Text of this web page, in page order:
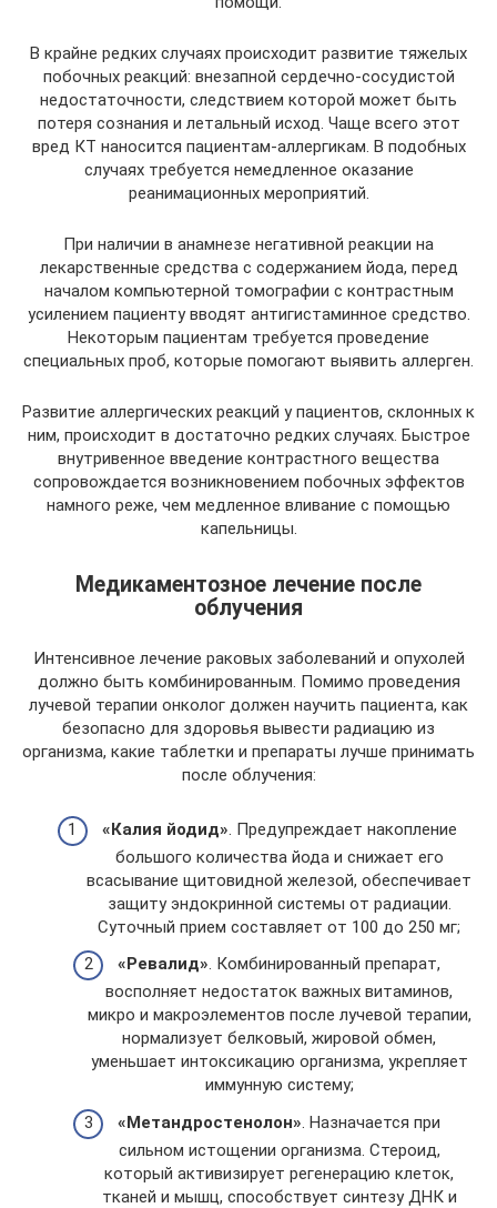
В крайне редких случаях происходит развитие тяжелых
побочных реакций: внезапной сердечно-сосудистой
недостаточности, следствием которой может быть
потеря сознания и летальный исход. Чаще всего этот
вред КТ наносится пациентам-аллергикам. В подобных
случаях требуется немедленное оказание
реанимационных мероприятий.
При наличии в анамнезе негативной реакции на
лекарственные средства с содержанием йода, перед
началом компьютерной томографии с контрастным
усилением пациенту вводят антигистаминное средство.
Некоторым пациентам требуется проведение
специальных проб, которые помогают выявить аллерген.
Развитие аллергических реакций у пациентов, склонных к
ним, происходит в достаточно редких случаях. Быстрое
внутривенное введение контрастного вещества
сопровождается возникновением побочных эффектов
намного реже, чем медленное вливание с помощью
капельницы.
Медикаментозное лечение после
облучения
Интенсивное лечение раковых заболеваний и опухолей
должно быть комбинированным. Помимо проведения
лучевой терапии онколог должен научить пациента, как
безопасно для здоровья вывести радиацию из
организма, какие таблетки и препараты лучше принимать
после облучения:
«Калия йодид». Предупреждает накопление
большого количества йода и снижает его
всасывание щитовидной железой, обеспечивает
защиту эндокринной системы от радиации.
Суточный прием составляет от 100 до 250 мг;
«Ревалид». Комбинированный препарат,
восполняет недостаток важных витаминов,
микро и макроэлементов после лучевой терапии,
нормализует белковый, жировой обмен,
уменьшает интоксикацию организма, укрепляет
иммунную систему;
«Метандростенолон». Назначается при
сильном истощении организма. Стероид,
который активизирует регенерацию клеток,
тканей и мышц, способствует синтезу ДНК и